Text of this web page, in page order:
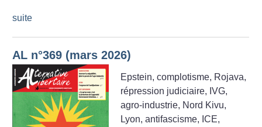
suite
AL n°369 (mars 2026)
Epstein, complotisme, Rojava,
répression judiciaire, IVG,
agro-industrie, Nord Kivu,
Lyon, antifascisme, ICE,